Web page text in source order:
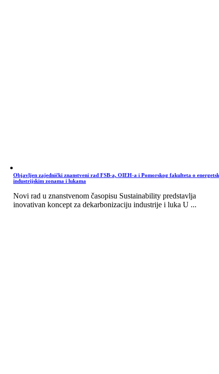
Objavljen zajednički znanstveni rad FSB-a, OIEH-a i Pomorskog fakulteta o
industrijskim zonama i lukama
Novi rad u znanstvenom časopisu Sustainability predstavlja
inovativan koncept za dekarbonizaciju industrije i luka U ...